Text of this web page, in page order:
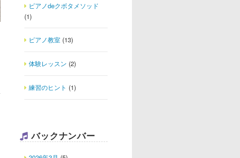
ピアノdeクボタメソッド
(1)
ピアノ教室(13)
体験レッスン (2)
練習のヒント (1)
バックナンバー